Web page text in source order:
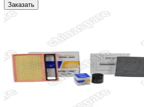
Заказать